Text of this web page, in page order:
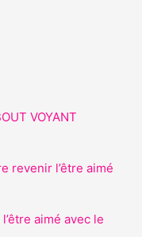
VOYANT
revenir l’être aimé
aimé avec le